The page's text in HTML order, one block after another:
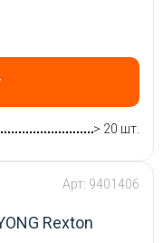
> 20 шт.
Арт: 9401406
Rexton